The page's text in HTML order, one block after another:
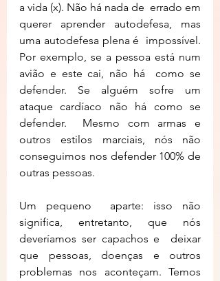
a vida (x). Não há nada de  errado em
querer aprender autodefesa, mas
uma autodefesa plena é  impossível.
Por exemplo, se a pessoa está num
avião e este cai, não há  como se
defender. Se alguém sofre um
ataque cardíaco não há como se
defender.  Mesmo com armas e
outros estilos marciais, nós não
conseguimos nos defender 100% de
outras pessoas.
Um pequeno  aparte: isso não
significa, entretanto, que nós
deveríamos ser capachos e  deixar
que pessoas, doenças e outros
problemas nos aconteçam. Temos